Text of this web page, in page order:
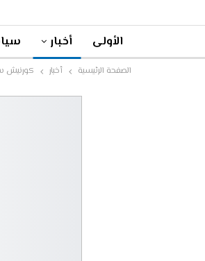
الأولى أخبار
الصفحة الرئيسية أخبار كورنيش